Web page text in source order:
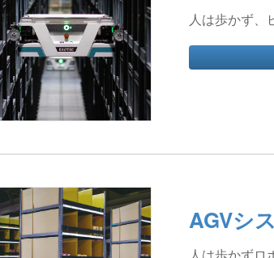
人は歩かず、
AGVシ